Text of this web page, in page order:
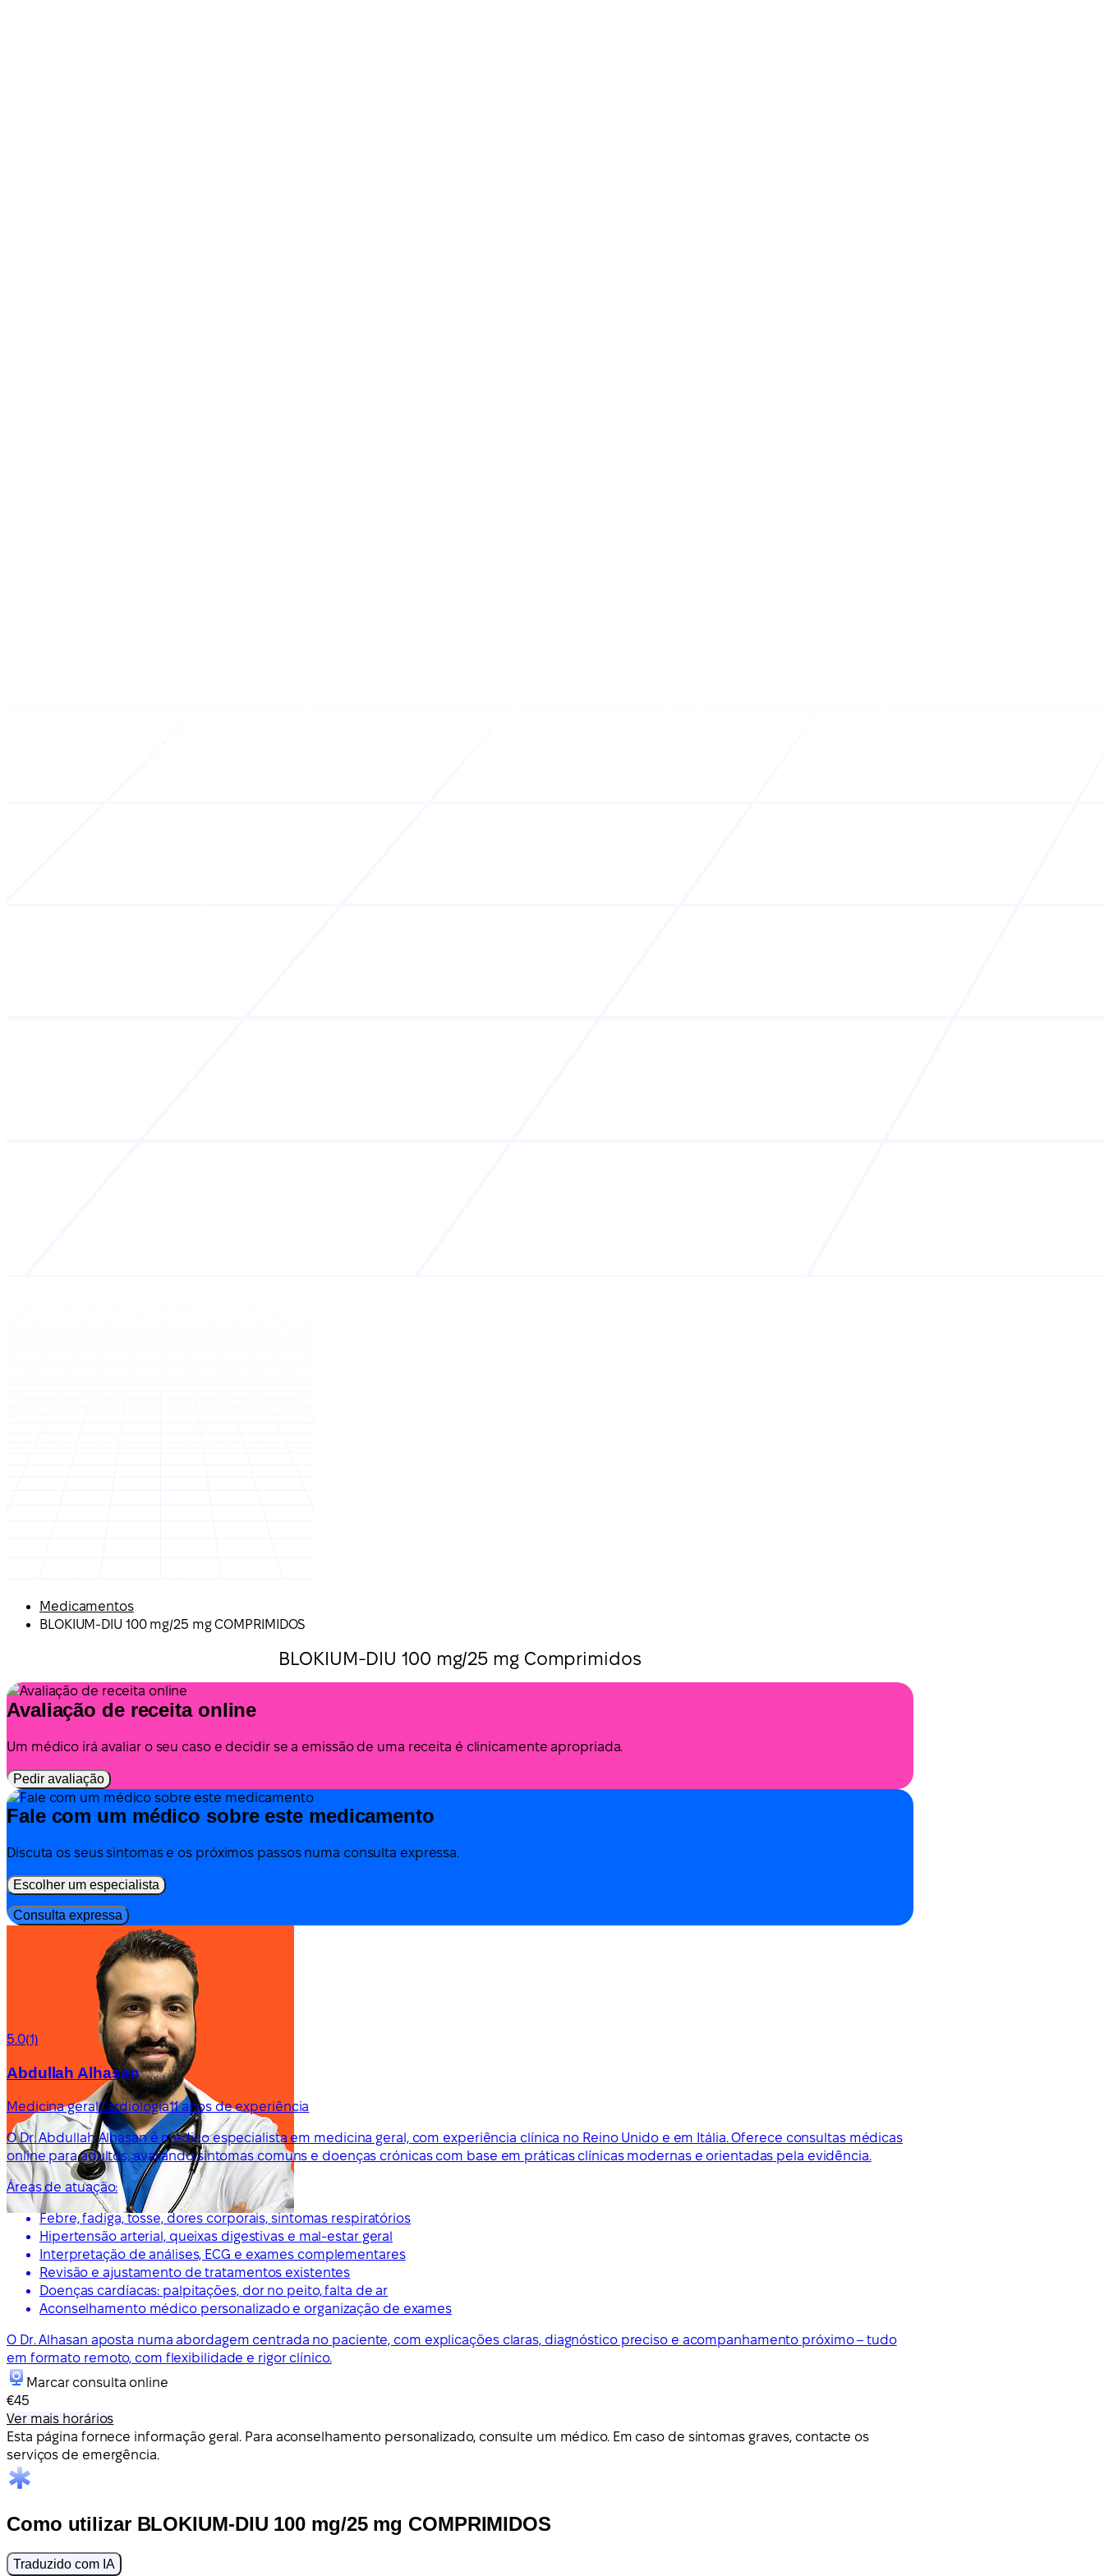
Medicamentos
BLOKIUM-DIU 100 mg/25 mg COMPRIMIDOS
BLOKIUM-DIU 100 mg/25 mg Comprimidos
Avaliação de receita online
Um médico irá avaliar o seu caso e decidir se a emissão de uma receita é clinicamente apropriada.
Pedir avaliação
Fale com um médico sobre este medicamento
Discuta os seus sintomas e os próximos passos numa consulta expressa.
Escolher um especialista
Consulta expressa
5.0(1)
Abdullah Alhasan
Medicina geralCardiologia11 anos de experiência
O Dr. Abdullah Alhasan é médico especialista em medicina geral, com experiência clínica no Reino Unido e em Itália. Oferece consultas médicas
online para adultos, avaliando sintomas comuns e doenças crónicas com base em práticas clínicas modernas e orientadas pela evidência.
Áreas de atuação:
Febre, fadiga, tosse, dores corporais, sintomas respiratórios
Hipertensão arterial, queixas digestivas e mal-estar geral
Interpretação de análises, ECG e exames complementares
Revisão e ajustamento de tratamentos existentes
Doenças cardíacas: palpitações, dor no peito, falta de ar
Aconselhamento médico personalizado e organização de exames
O Dr. Alhasan aposta numa abordagem centrada no paciente, com explicações claras, diagnóstico preciso e acompanhamento próximo – tudo
em formato remoto, com flexibilidade e rigor clínico.
Marcar consulta online
€45
Ver mais horários
Esta página fornece informação geral. Para aconselhamento personalizado, consulte um médico. Em caso de sintomas graves, contacte os
serviços de emergência.
Como utilizar BLOKIUM-DIU 100 mg/25 mg COMPRIMIDOS
Traduzido com IA